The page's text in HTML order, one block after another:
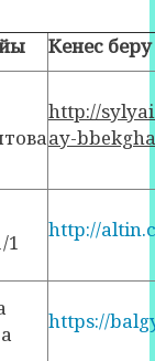
Кенес
http://
ay-
1
http://
https://